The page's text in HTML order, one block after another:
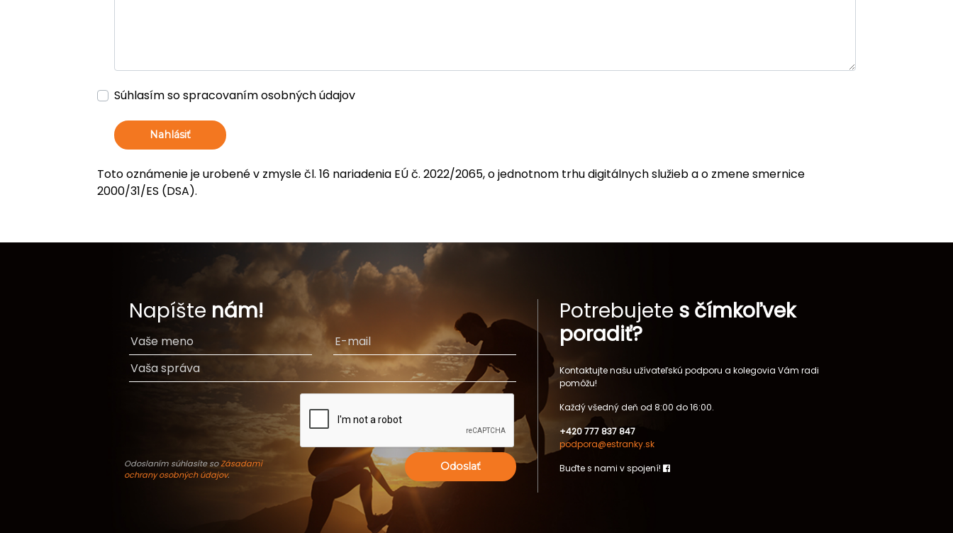
Súhlasím so spracovaním osobných údajov
Nahlásiť
Toto oznámenie je urobené v zmysle čl. 16 nariadenia EÚ č. 2022/2065, o jednotnom trhu digitálnych služieb a o zmene smernice
2000/31/ES (DSA).
Napíšte nám!
Odoslaním súhlasíte soZásadami
ochrany osobných údajov.
Odoslať
Potrebujete s čímkoľvek
poradiť?
Kontaktujte našu užívateľskú podporu a kolegovia Vám radi
pomôžu!
Každý všedný deň od 8:00 do 16:00.
+420 777 837 847
podpora@estranky.sk
Buďte s nami v spojení!